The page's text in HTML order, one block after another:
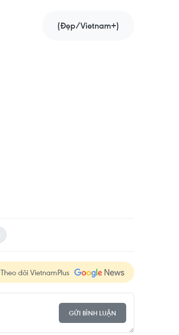
(Đẹp/Vietnam+)
Theo dõi VietnamPlus
GỬI BÌNH LUẬN